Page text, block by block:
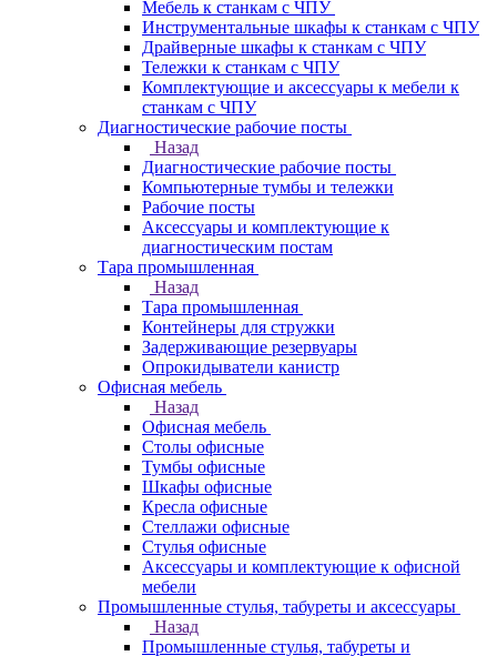
Мебель к станкам с ЧПУ
Инструментальные шкафы к станкам с ЧПУ
Драйверные шкафы к станкам с ЧПУ
Тележки к станкам с ЧПУ
Комплектующие и аксессуары к мебели к
станкам с ЧПУ
Диагностические рабочие посты
Назад
Диагностические рабочие посты
Компьютерные тумбы и тележки
Рабочие посты
Аксессуары и комплектующие к
диагностическим постам
Тара промышленная
Назад
Тара промышленная
Контейнеры для стружки
Задерживающие резервуары
Опрокидыватели канистр
Офисная мебель
Назад
Офисная мебель
Столы офисные
Тумбы офисные
Шкафы офисные
Кресла офисные
Стеллажи офисные
Стулья офисные
Аксессуары и комплектующие к офисной
мебели
Промышленные стулья, табуреты и аксессуары
Назад
Промышленные стулья, табуреты и